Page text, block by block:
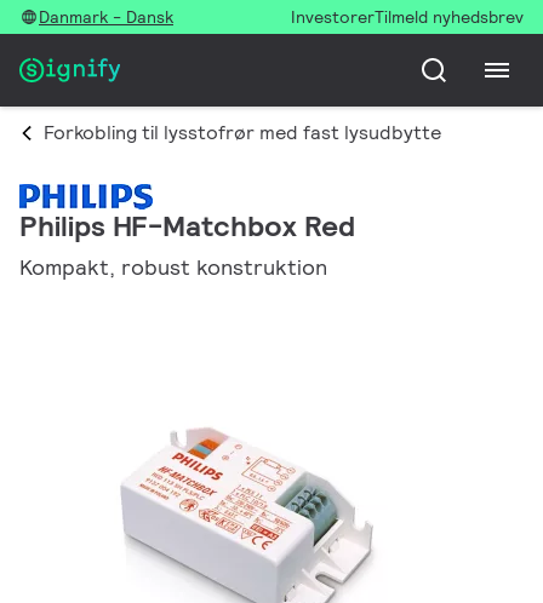
Danmark - Dansk InvestorerTilmeld nyhedsbrev
Forkobling til lysstofrør med fast lysudbytte
Philips HF-Matchbox Red
Kompakt, robust konstruktion